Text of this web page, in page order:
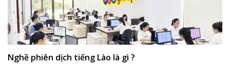
Nghề phiên dịch tiếng Lào là gì ?